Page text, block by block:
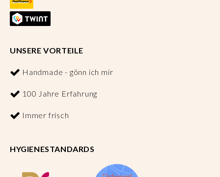
UNSERE VORTEILE
Handmade - gönn ich mir
100 Jahre Erfahrung
Immer frisch
HYGIENESTANDARDS